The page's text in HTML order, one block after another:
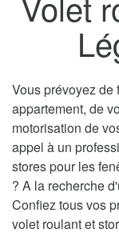
Vous prévoyez de
appartement, de
motorisation de
appel à un
stores pour les
? A la recherche
Confiez tous vos
volet roulant et